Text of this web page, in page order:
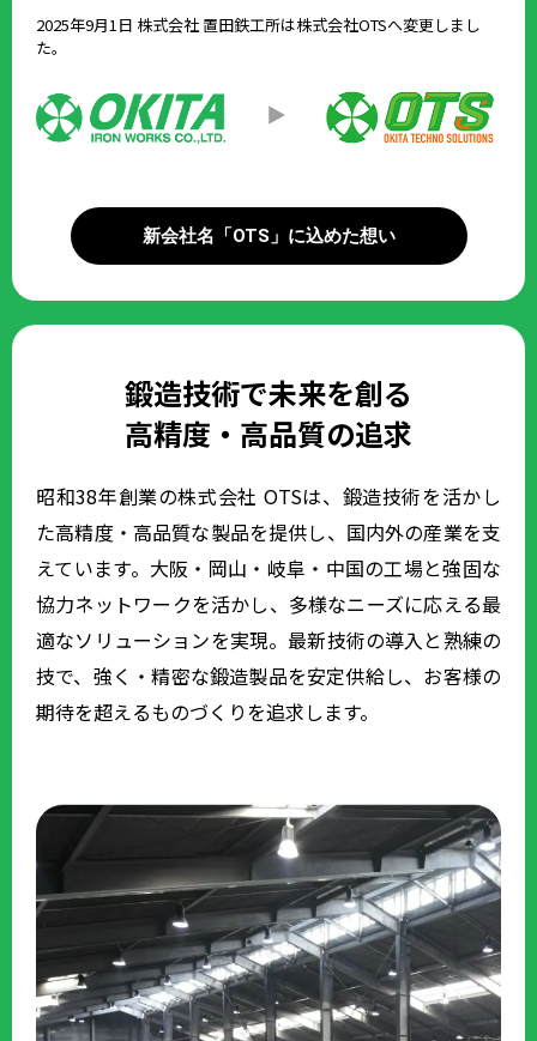
2025年9月1日 株式会社 置田鉄工所は株式会社OTSへ変更しまし
た。
新会社名「OTS」に込めた想い
鍛造技術で未来を創る
高精度・高品質の追求
昭和38年創業の株式会社 OTSは、鍛造技術を活かし
た高精度・高品質な製品を提供し、国内外の産業を支
えています。大阪・岡山・岐阜・中国の工場と強固な
協力ネットワークを活かし、多様なニーズに応える最
適なソリューションを実現。最新技術の導入と熟練の
技で、強く・精密な鍛造製品を安定供給し、お客様の
期待を超えるものづくりを追求します。